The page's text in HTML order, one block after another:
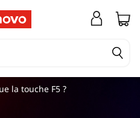
la touche F5 ?